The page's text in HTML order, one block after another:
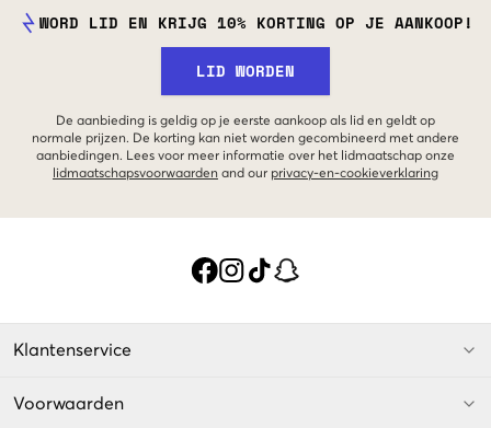
WORD LID EN KRIJG 10% KORTING OP JE AANKOOP!
LID WORDEN
De aanbieding is geldig op je eerste aankoop als lid en geldt op
normale prijzen. De korting kan niet worden gecombineerd met andere
aanbiedingen. Lees voor meer informatie over het lidmaatschap onze
lidmaatschapsvoorwaarden and our privacy-en-cookieverklaring
Klantenservice
Voorwaarden